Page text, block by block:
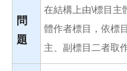
問
題
在結構上由\標目主
體作者標目，依標
主、副標目二者取